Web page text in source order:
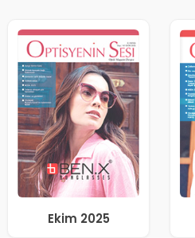
Ekim 2025